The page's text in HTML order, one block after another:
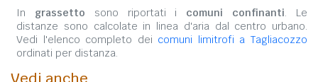
In grassetto sono riportati i comuni confinanti. Le
distanze sono calcolate in linea d'aria dal centro urbano.
Vedi l'elenco completo dei comuni limitrofi a Tagliacozzo
ordinati per distanza.
Vedi anche